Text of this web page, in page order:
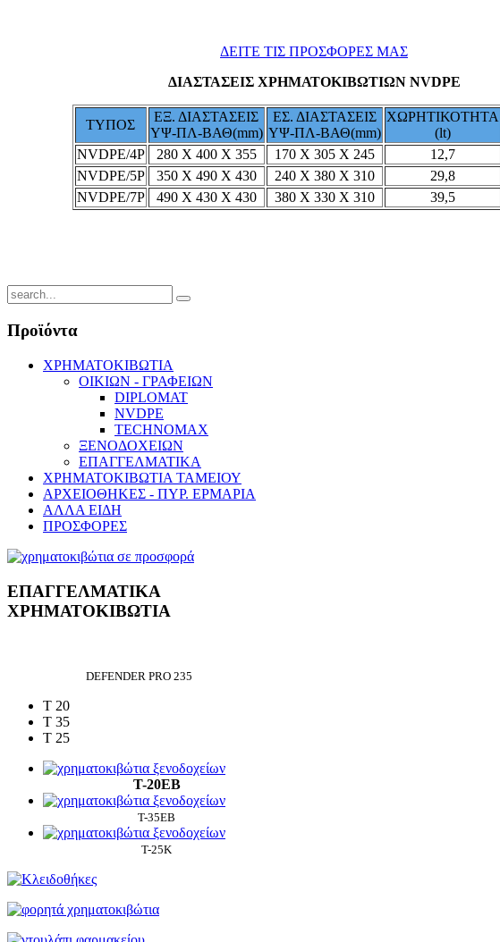
ΔΕΙΤΕ ΤΙΣ ΠΡΟΣΦΟΡΕΣ ΜΑΣ
ΔΙΑΣΤΑΣΕΙΣ ΧΡΗΜΑΤΟΚΙΒΩΤΙΩΝ NVDPE
ΤΥΠΟΣ
ΕΞ. ΔΙΑΣΤΑΣΕΙΣ
ΥΨ-ΠΛ-ΒΑΘ(mm)
ΕΣ. ΔΙΑΣΤΑΣΕΙΣ
ΥΨ-ΠΛ-ΒΑΘ(mm)
ΧΩΡΗΤΙΚΟΤΗΤΑ
(lt)
NVDPE/4P
280 X 400 X 355 170 X 305 X 245 12,7
NVDPE/5P
350 X 490 X 430 240 X 380 X 310 29,8
NVDPE/7P
490 X 430 X 430 380 X 330 X 310 39,5
Προϊόντα
ΧΡΗΜΑΤΟΚΙΒΩΤΙΑ
ΟΙΚΙΩΝ - ΓΡΑΦΕΙΩΝ
DIPLOMAT
NVDPE
TECHNOMAX
ΞΕΝΟΔΟΧΕΙΩΝ
ΕΠΑΓΓΕΛΜΑΤΙΚΑ
ΧΡΗΜΑΤΟΚΙΒΩΤΙΑ ΤΑΜΕΙΟΥ
ΑΡΧΕΙΟΘΗΚΕΣ - ΠΥΡ. ΕΡΜΑΡΙΑ
ΑΛΛΑ ΕΙΔΗ
ΠΡΟΣΦΟΡΕΣ
ΕΠΑΓΓΕΛΜΑΤΙΚΑ
ΧΡΗΜΑΤΟΚΙΒΩΤΙΑ
DEFENDER PRO 235
T 20
T 35
T 25
Τ-20ΕΒ
Τ-35ΕΒ
Τ-25Κ